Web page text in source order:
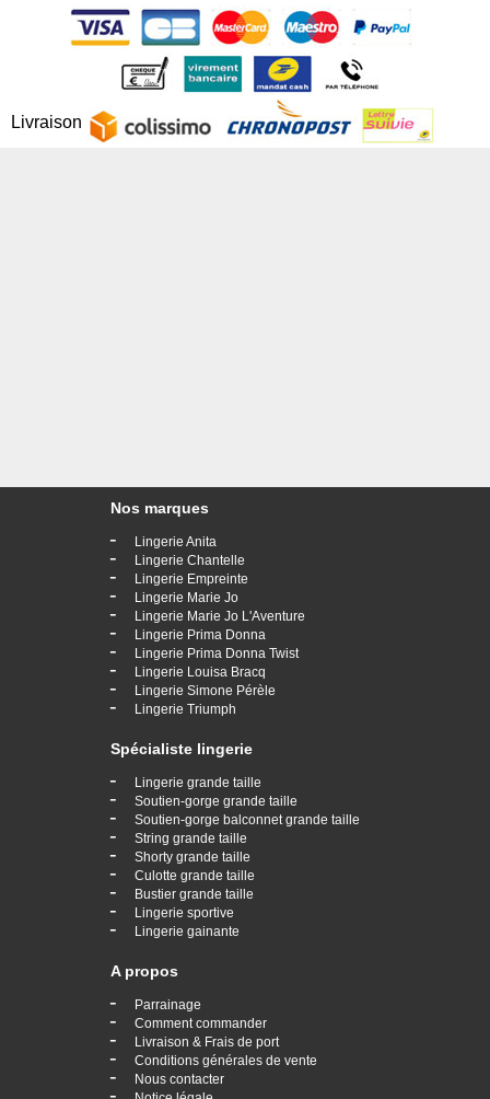
Livraison
Nos marques
- Lingerie Anita
- Lingerie Chantelle
- Lingerie Empreinte
- Lingerie Marie Jo
- Lingerie Marie Jo L'Aventure
- Lingerie Prima Donna
- Lingerie Prima Donna Twist
- Lingerie Louisa Bracq
- Lingerie Simone Pérèle
- Lingerie Triumph
Spécialiste lingerie
- Lingerie grande taille
- Soutien-gorge grande taille
- Soutien-gorge balconnet grande taille
- String grande taille
- Shorty grande taille
- Culotte grande taille
- Bustier grande taille
- Lingerie sportive
- Lingerie gainante
A propos
- Parrainage
- Comment commander
- Livraison & Frais de port
- Conditions générales de vente
- Nous contacter